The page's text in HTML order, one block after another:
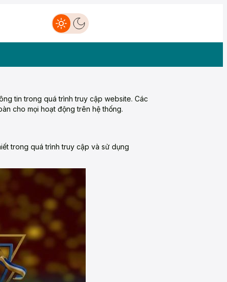
tin trong quá trình truy cập website. Các
cho mọi hoạt động trên hệ thống.
trong quá trình truy cập và sử dụng